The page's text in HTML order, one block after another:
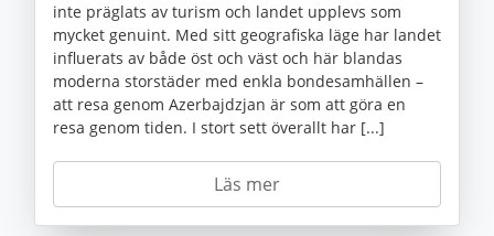
inte präglats av turism och landet upplevs som
mycket genuint. Med sitt geografiska läge har landet
influerats av både öst och väst och här blandas
moderna storstäder med enkla bondesamhällen –
att resa genom Azerbajdzjan är som att göra en
resa genom tiden. I stort sett överallt har [...]
Läs mer